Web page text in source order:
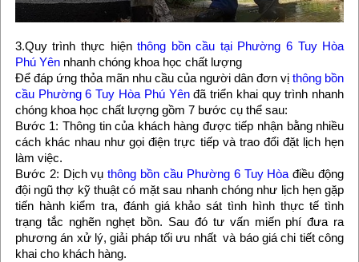
3.Quy trình thực hiệnthông bồn cầu tại Phường 6 Tuy Hòa
Phú Yênnhanh chóng khoa học chất lượng
Để đáp ứng thỏa mãn nhu cầu của người dân đơn vịthông bồn
cầu Phường 6 Tuy Hòa Phú Yênđã triển khai quy trình nhanh
chóng khoa học chất lượng gồm 7 bước cụ thể sau:
Bước 1: Thông tin của khách hàng được tiếp nhận bằng nhiều
cách khác nhau như gọi điện trực tiếp và trao đổi đặt lịch hẹn
làm việc.
Bước 2: Dịch vụthông bồn cầu Phường 6 Tuy Hòa điều động
đội ngũ thợ kỹ thuật có mặt sau nhanh chóng như lịch hẹn gặp
tiến hành kiểm tra, đánh giá khảo sát tình hình thực tế tình
trạng tắc nghẽn nghẹt bồn. Sau đó tư vấn miến phí đưa ra
phương án xử lý, giải pháp tối ưu nhất và báo giá chi tiết công
khai cho khách hàng.